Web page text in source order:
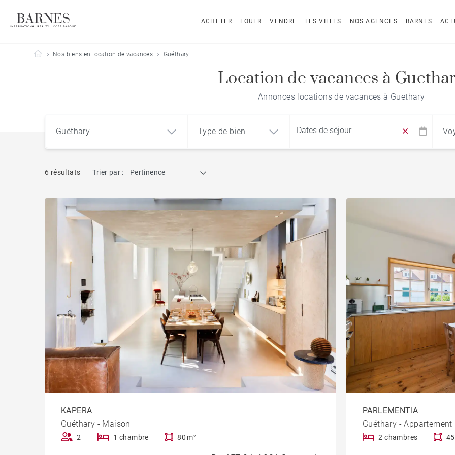
ACHETER LOUER VENDRE LES VILLES NOS AGENCES BARNES
Barnes Côte Basque
Nos biens en location de vacances Guéthary
Location de vacances à
Annonces locations de vacances à Guethary
Guéthary
Guéthary (64210)
Type de bien
Maison
6 résultats Trier par : Pertinence
KAPERA
Guéthary - Maison
2 1 chambre 80 m²
PARLEMENTIA
Guéthary - Appartement
2 chambres